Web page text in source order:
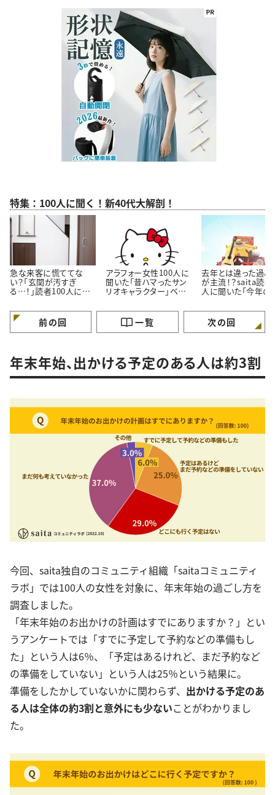
特集：100人に聞く！新40代大解剖！
急な来客に慌ててな
い？「玄関が汚すぎ
る…！」読者100人に聞
ておくコツ」3選
アラフォー女性100人に
聞いた「昔ハマったサン
リオキャラクター」ベス
ーがランクイン
去年とは違った過ご
が主流！？saita読
人に聞いた「今年の
前の回 一覧 次の回
年末年始、出かける予定のある人は約3割
今回、saita独自のコミュニティ組織「saitaコミュニティ
ラボ」では100人の女性を対象に、年末年始の過ごし方を
調査しました。
「年末年始のお出かけの計画はすでにありますか？」とい
うアンケートでは「すでに予定して予約などの準備もし
た」という人は6％、「予定はあるけれど、まだ予約など
の準備をしていない」という人は25％という結果に。
準備をしたかしていないかに関わらず、 出かける予定のあ
る人は全体の約3割と意外にも少ないことがわかりまし
た。